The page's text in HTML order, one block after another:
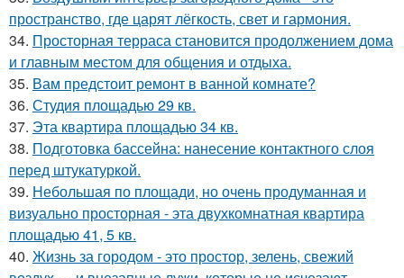
пространство, где царят лёгкость, свет и гармония.
34. Просторная терраса становится продолжением дома
и главным местом для общения и отдыха.
35. Вам предстоит ремонт в ванной комнате?
36. Студия площадью 29 кв.
37. Эта квартира площадью 34 кв.
38. Подготовка бассейна: нанесение контактного слоя
перед штукатуркой.
39. Небольшая по площади, но очень продуманная и
визуально просторная - эта двухкомнатная квартира
площадью 41, 5 кв.
40. Жизнь за городом - это простор, зелень, свежий